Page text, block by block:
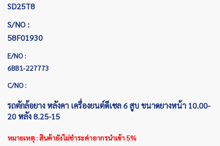
SD25T8
S/NO :
58F01930
E/NO :
6BB1-227773
C/NO :
รถตักล้อยาง หลังคา เครื่องยนต์ดีเซล 6 สูบ ขนาดยางหน้า 10.00-
20 หลัง 8.25-15
หมายเหตุ : สินค้ายังไม่ชำระค่าอากรนำเข้า 5%